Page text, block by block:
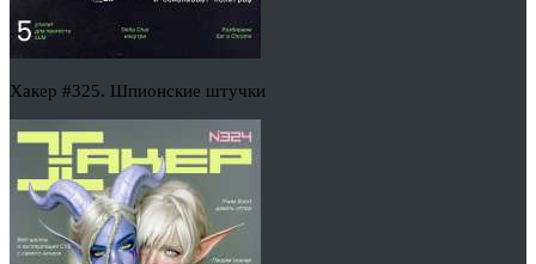
Хакер #325. Шпионские штучки